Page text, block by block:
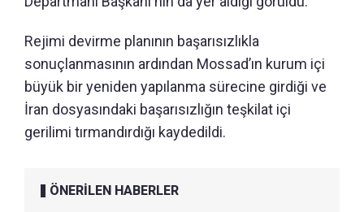
Rejimi devirme planının başarısızlıkla
sonuçlanmasının ardından Mossad’ın kurum içi
büyük bir yeniden yapılanma sürecine girdiği ve
İran dosyasındaki başarısızlığın teşkilat içi
gerilimi tırmandırdığı kaydedildi.
ÖNERİLEN HABERLER